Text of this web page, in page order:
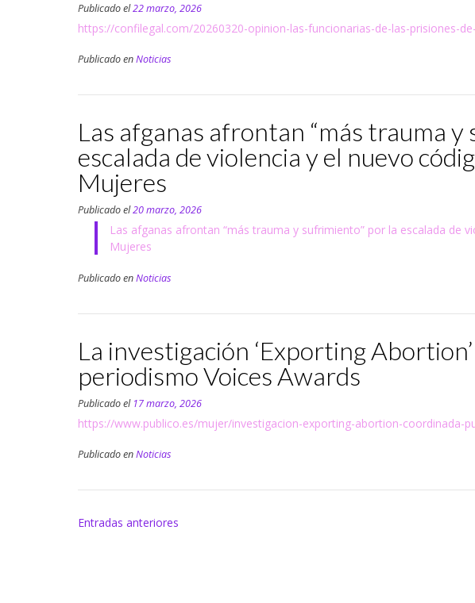
Publicado el22 marzo, 2026
https://confilegal.com/20260320-opinion-las-funcionarias-de-las-prisiones-
Publicado enNoticias
Las afganas afrontan “más trauma
escalada de violencia y el nuevo
Mujeres
Publicado el20 marzo, 2026
Las afganas afrontan “más trauma y sufrimiento” por la escalada de
Mujeres
Publicado enNoticias
La investigación ‘Exporting
periodismo Voices Awards
Publicado el 17 marzo, 2026
https://www.publico.es/mujer/investigacion-exporting-abortion-coordinada-
Publicado enNoticias
Navegación
Entradas anteriores